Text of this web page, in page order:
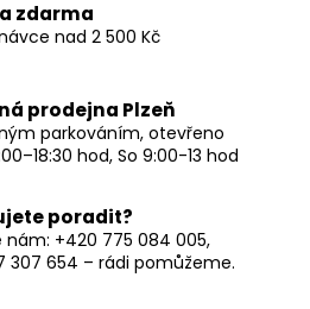
zdarma
nad 2 500 Kč
prodejna Plzeň
parkováním, otevřeno
hod, So 9:00-13 hod
poradit?
nám: +420 775 084 005,
307 654 – rádi pomůžeme.